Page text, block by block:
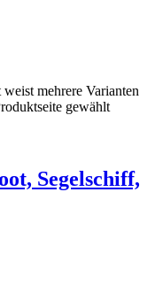
mehrere Varianten
gewählt
Segelschiff,